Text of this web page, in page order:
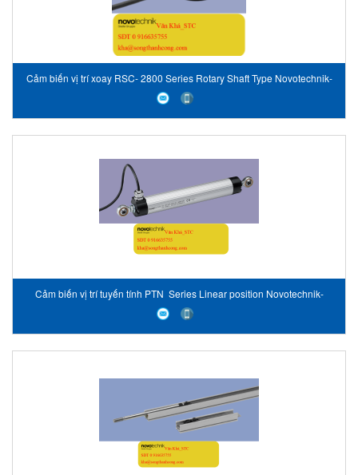
Cảm biến vị trí xoay RSC- 2800 Series Rotary Shaft Type Novotechnik-
Vietnam
Cảm biến vị trí tuyến tính PTN Series Linear position Novotechnik-
Vietnam